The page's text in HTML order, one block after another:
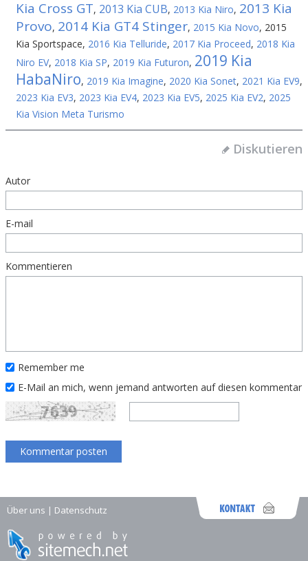
Kia Cross GT, 2013 Kia CUB, 2013 Kia Niro, 2013 Kia
Provo, 2014 Kia GT4 Stinger, 2015 Kia Novo, 2015
Kia Sportspace, 2016 Kia Telluride, 2017 Kia Proceed, 2018 Kia
Niro EV, 2018 Kia SP, 2019 Kia Futuron, 2019 Kia
HabaNiro, 2019 Kia Imagine, 2020 Kia Sonet, 2021 Kia EV9,
2023 Kia EV3, 2023 Kia EV4, 2023 Kia EV5, 2025 Kia EV2, 2025
Kia Vision Meta Turismo
Diskutieren
Autor
E-mail
Kommentieren
Remember me
E-Mail an mich, wenn jemand antworten auf diesen kommentar
Über uns | Datenschutz